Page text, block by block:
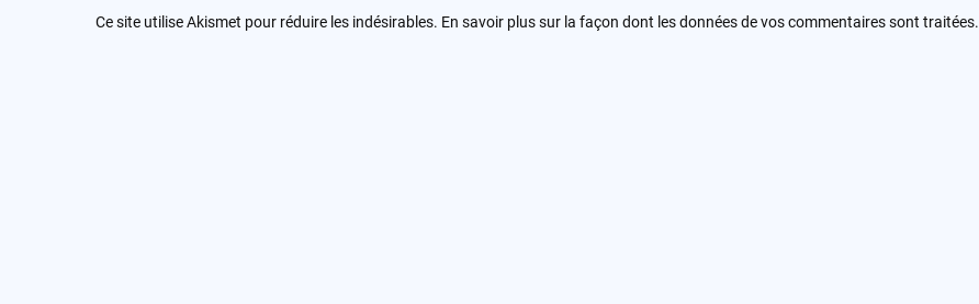
Ce site utilise Akismet pour réduire les indésirables. En savoir plus sur la façon dont les données de vos commentaires sont traitées.